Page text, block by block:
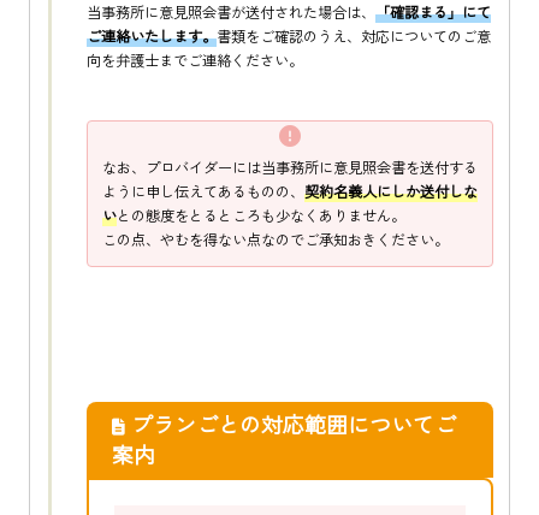
当事務所に意見照会書が送付された場合は、 「確認まる」にて
ご連絡いたします。書類をご確認のうえ、対応についてのご意
向を弁護士までご連絡ください。
なお、プロバイダーには当事務所に意見照会書を送付する
ように申し伝えてあるものの、 契約名義人にしか送付しな
いとの態度をとるところも少なくありません。
この点、やむを得ない点なのでご承知おきください。
プランごとの対応範囲についてご
案内